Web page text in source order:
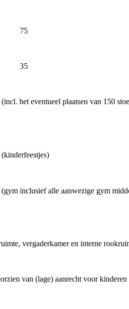
75
35
(incl. het eventueel plaatsen van 150
(gym inclusief alle aanwezige gym
vergaderkamer en interne
van (lage) aanrecht voor